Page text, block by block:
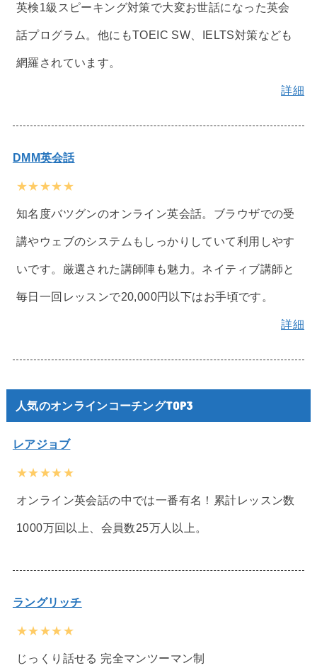
英検1級スピーキング対策で大変お世話になった英会
話プログラム。他にもTOEIC SW、IELTS対策なども
網羅されています。
詳細
DMM英会話
★★★★★
知名度バツグンのオンライン英会話。ブラウザでの受
講やウェブのシステムもしっかりしていて利用しやす
いです。厳選された講師陣も魅力。ネイティブ講師と
毎日一回レッスンで20,000円以下はお手頃です。
詳細
人気のオンラインコーチングTOP3
レアジョブ
★★★★★
オンライン英会話の中では一番有名！累計レッスン数
1000万回以上、会員数25万人以上。
ラングリッチ
★★★★★
じっくり話せる 完全マンツーマン制